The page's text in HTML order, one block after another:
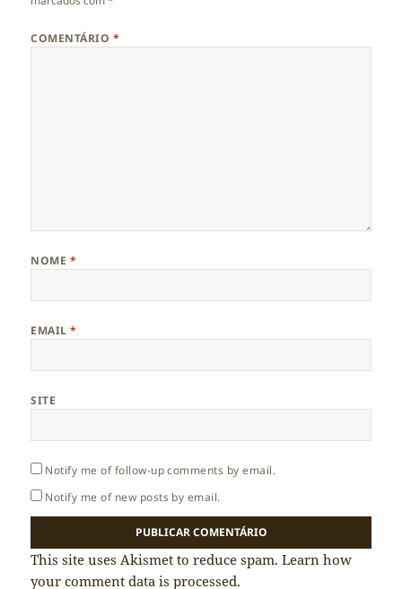
COMENTÁRIO *
NOME *
EMAIL*
SITE
Notify me of follow-up comments by email.
Notify me of new posts by email.
This site uses Akismet to reduce spam.Learn how
your comment data is processed.